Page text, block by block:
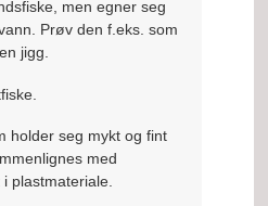
men egner seg
Prøv den f.eks. som
jigg.
holder seg mykt og fint
med
plastmateriale.